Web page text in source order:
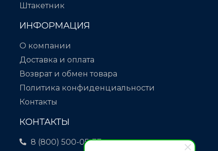
Штакетник
ИНФОРМАЦИЯ
О компании
Доставка и оплата
Возврат и обмен товара
Политика конфиденциальности
Контакты
КОНТАКТЫ
8 (800) 500-05-77